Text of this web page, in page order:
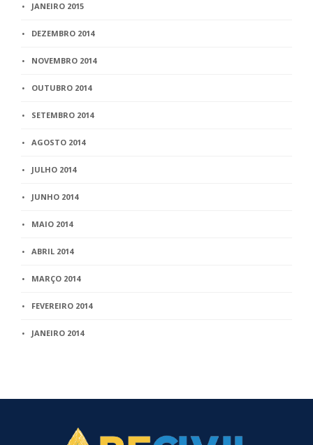
JANEIRO 2015
DEZEMBRO 2014
NOVEMBRO 2014
OUTUBRO 2014
SETEMBRO 2014
AGOSTO 2014
JULHO 2014
JUNHO 2014
MAIO 2014
ABRIL 2014
MARÇO 2014
FEVEREIRO 2014
JANEIRO 2014